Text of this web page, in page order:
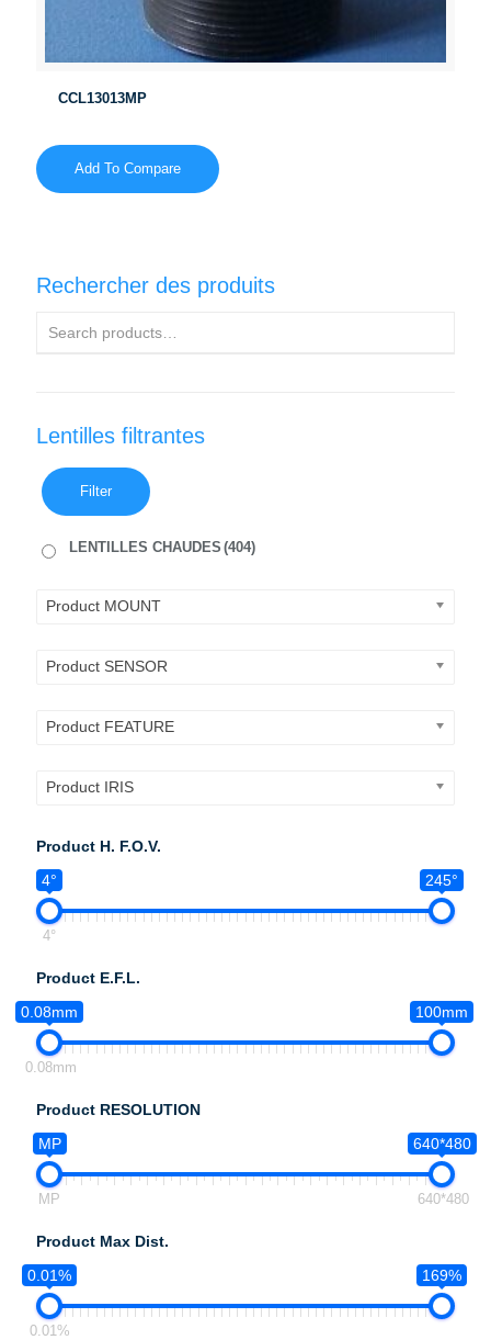
CCL13013MP
Add To Compare
Rechercher des produits
Lentilles filtrantes
Filter
LENTILLES CHAUDES (404)
Product MOUNT
Product SENSOR
Product FEATURE
Product IRIS
Product H. F.O.V.
4°
245°
4°
Product E.F.L.
0.08mm
100mm
0.08mm
Product RESOLUTION
MP
640*480
MP 640*480
Product Max Dist.
0.01%
169%
0.01%